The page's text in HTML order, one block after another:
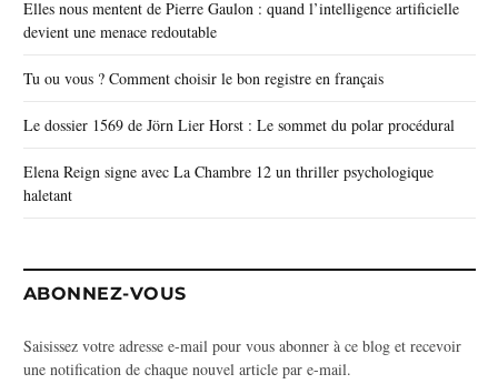
Elles nous mentent de Pierre Gaulon : quand l’intelligence artificielle
devient une menace redoutable
Tu ou vous ? Comment choisir le bon registre en français
Le dossier 1569 de Jörn Lier Horst : Le sommet du polar procédural
Elena Reign signe avec La Chambre 12 un thriller psychologique
haletant
ABONNEZ-VOUS
Saisissez votre adresse e-mail pour vous abonner à ce blog et recevoir
une notification de chaque nouvel article par e-mail.